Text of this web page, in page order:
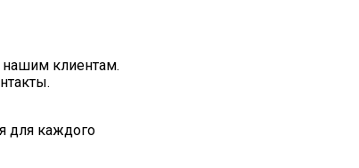
клиентам.
для каждого